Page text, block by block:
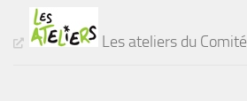
Les ateliers du Comité